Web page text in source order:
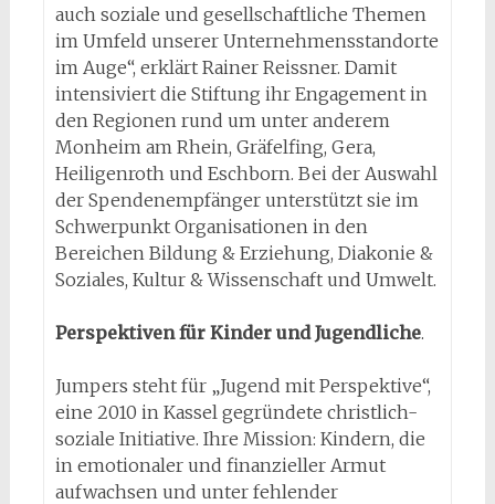
auch soziale und gesellschaftliche Themen
im Umfeld unserer Unternehmensstandorte
im Auge“, erklärt Rainer Reissner. Damit
intensiviert die Stiftung ihr Engagement in
den Regionen rund um unter anderem
Monheim am Rhein, Gräfelfing, Gera,
Heiligenroth und Eschborn. Bei der Auswahl
der Spendenempfänger unterstützt sie im
Schwerpunkt Organisationen in den
Bereichen Bildung & Erziehung, Diakonie &
Soziales, Kultur & Wissenschaft und Umwelt.
Perspektiven für Kinder und Jugendliche.
Jumpers steht für „Jugend mit Perspektive“,
eine 2010 in Kassel gegründete christlich-
soziale Initiative. Ihre Mission: Kindern, die
in emotionaler und finanzieller Armut
aufwachsen und unter fehlender